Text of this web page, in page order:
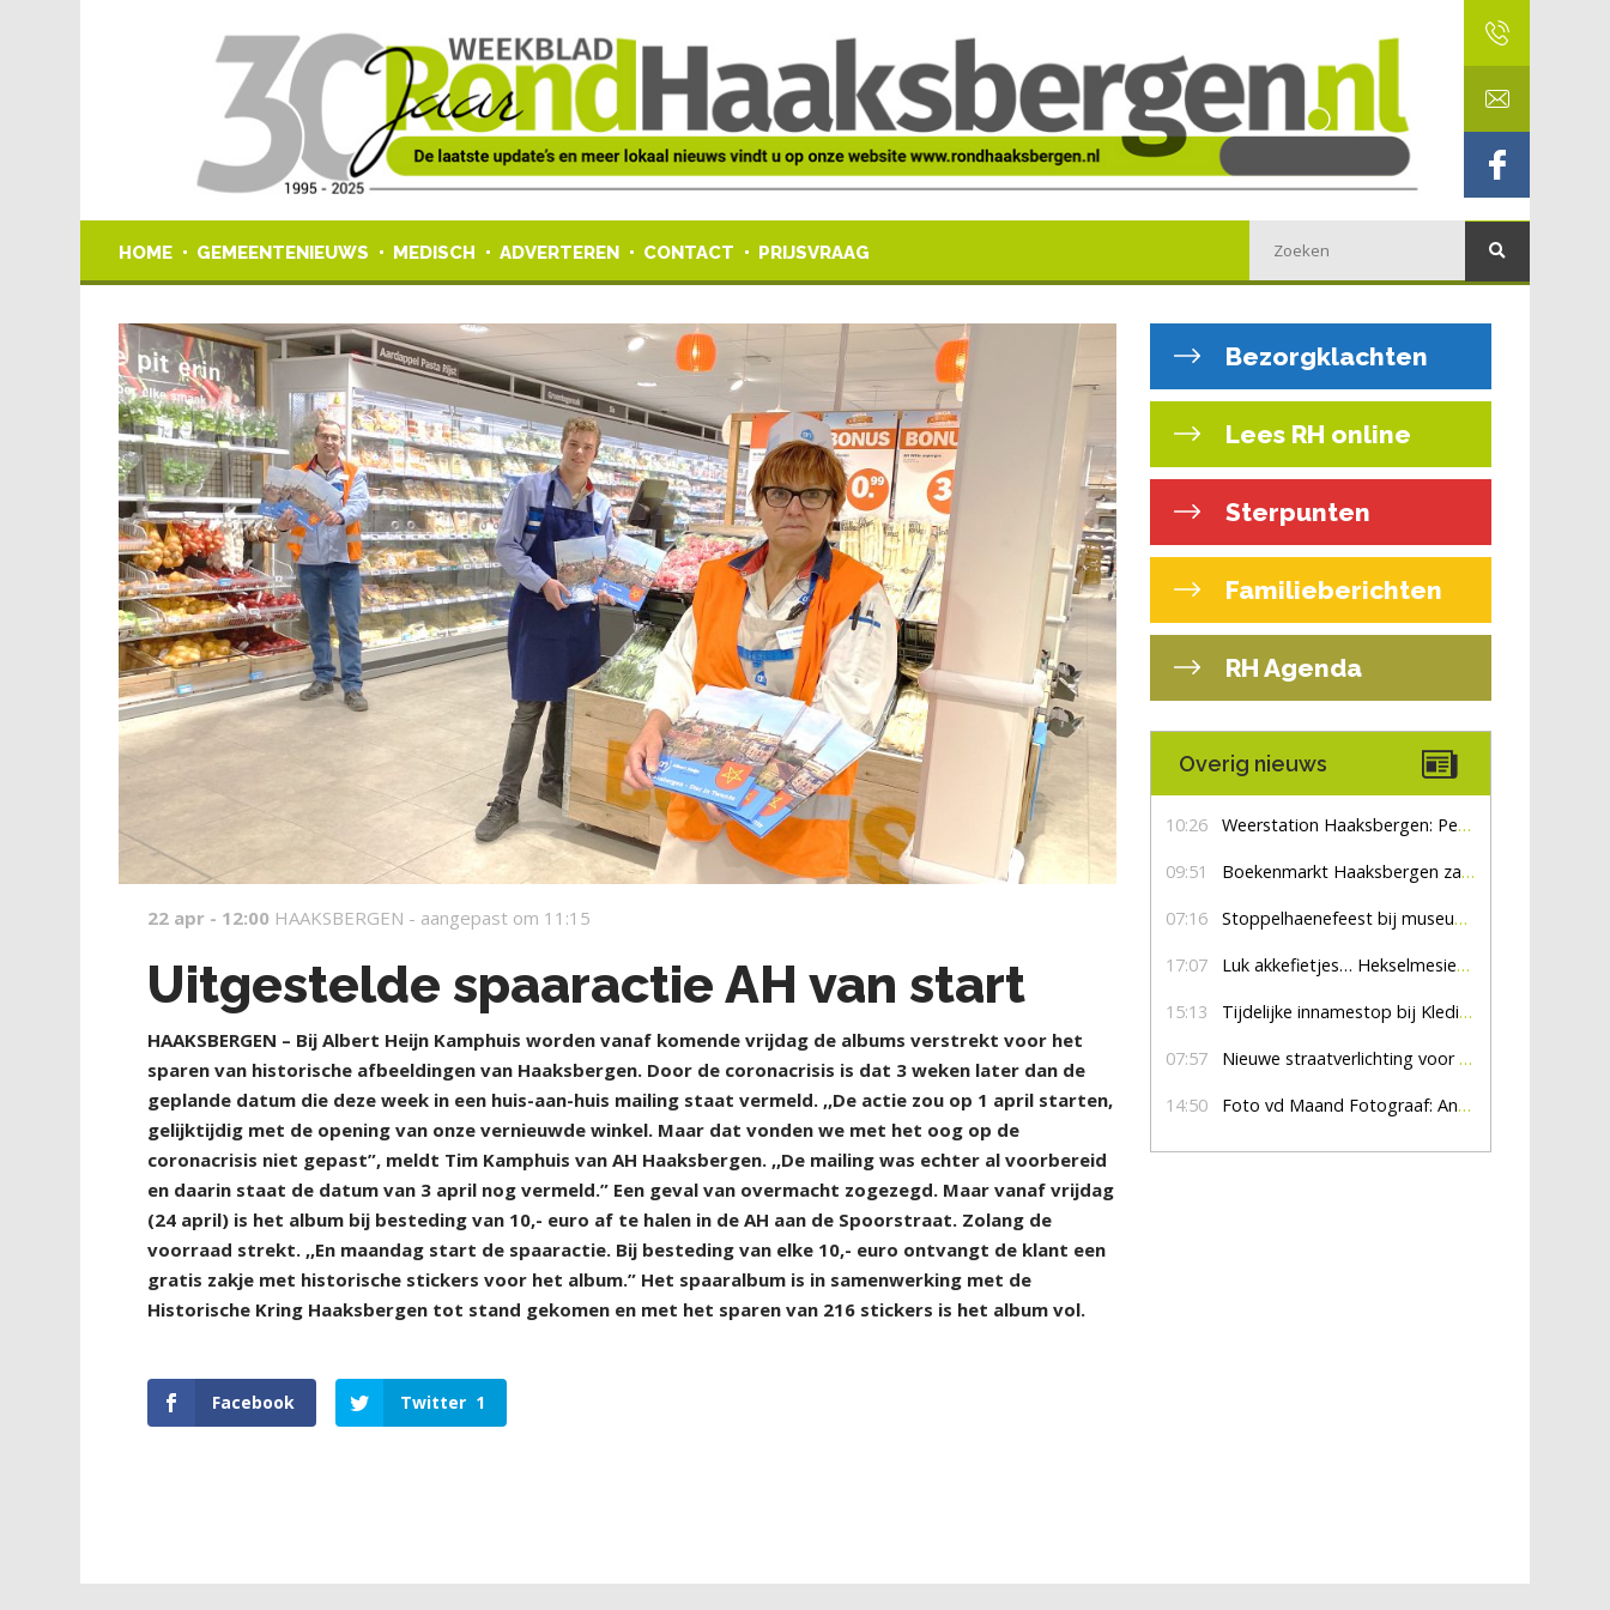
HOME GEMEENTENIEUWS MEDISCH ADVERTEREN CONTACT PRIJSVRAAG
22 apr - 12:00 HAAKSBERGEN - aangepast om 11:15
Uitgestelde spaaractie AH van start
HAAKSBERGEN – Bij Albert Heijn Kamphuis worden vanaf komende vrijdag de albums verstrekt voor het
sparen van historische afbeeldingen van Haaksbergen. Door de coronacrisis is dat 3 weken later dan de
geplande datum die deze week in een huis-aan-huis mailing staat vermeld. ,,De actie zou op 1 april starten,
gelijktijdig met de opening van onze vernieuwde winkel. Maar dat vonden we met het oog op de
coronacrisis niet gepast”, meldt Tim Kamphuis van AH Haaksbergen. ,,De mailing was echter al voorbereid
en daarin staat de datum van 3 april nog vermeld.” Een geval van overmacht zogezegd. Maar vanaf vrijdag
(24 april) is het album bij besteding van 10,- euro af te halen in de AH aan de Spoorstraat. Zolang de
voorraad strekt. ,,En maandag start de spaaractie. Bij besteding van elke 10,- euro ontvangt de klant een
gratis zakje met historische stickers voor het album.” Het spaaralbum is in samenwerking met de
Historische Kring Haaksbergen tot stand gekomen en met het sparen van 216 stickers is het album vol.
Facebook Twitter 1
Bezorgklachten
Lees RH online
Sterpunten
Familieberichten
RH Agenda
Overig nieuws
10:26 Weerstation Haaksbergen: Perioden met zon en droog
09:51 Boekenmarkt Haaksbergen zaterdag 8 augustus, marktplein Haaksbergen
07:16 Stoppelhaenefeest bij museum De Lebbenbrugge
17:07 Luk akkefietjes… HekselmesienHarry
15:13 Tijdelijke innamestop bij Kledingbank Stefania
07:57 Nieuwe straatverlichting voor De Veldmaat en De Pas
14:50 Foto vd Maand Fotograaf: Anna Jalving